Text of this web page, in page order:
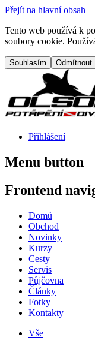
Přejít na hlavní obsah
Tento web používá k
soubory cookie.
Přihlášení
Menu button
Frontend
Domů
Obchod
Novinky
Kurzy
Cesty
Servis
Půjčovna
Články
Fotky
Kontakty
Vše